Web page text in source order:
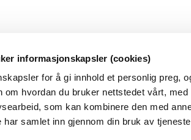
informasjonskapsler (cookies)
for å gi innhold et personlig preg,
om hvordan du bruker nettstedet vårt,
som kan kombinere den med
har samlet inn gjennom din bruk av
forekomme feil og mangler. Varselet er et